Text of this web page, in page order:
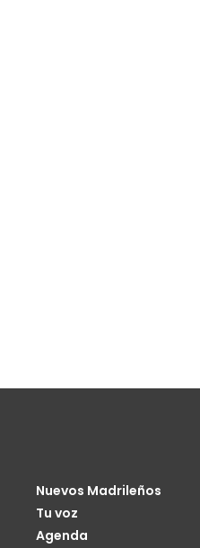
Nuevos Madrileños
Tu voz
Agenda